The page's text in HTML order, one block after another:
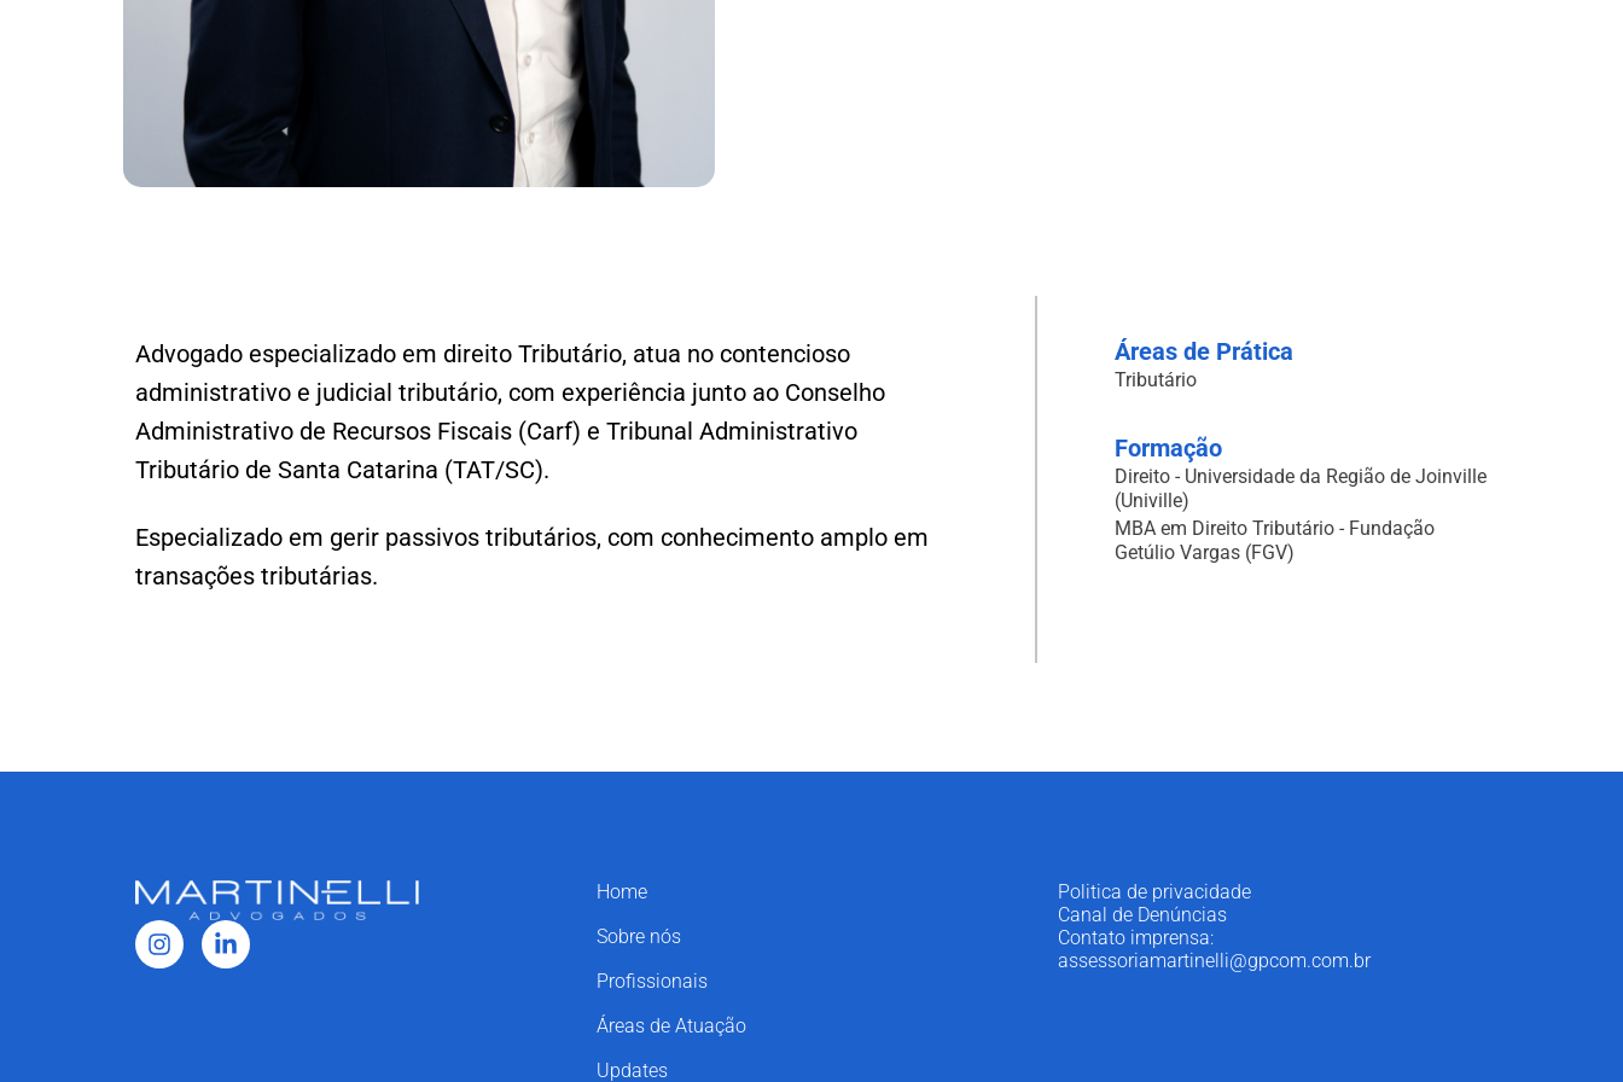
Advogado especializado em direito Tributário, atua no contencioso
administrativo e judicial tributário, com experiência junto ao Conselho
Administrativo de Recursos Fiscais (Carf) e Tribunal Administrativo
Tributário de Santa Catarina (TAT/SC).
Especializado em gerir passivos tributários, com conhecimento amplo em
transações tributárias.
Áreas de Prática
Tributário
Formação
Direito - Universidade da Região de Joinville
(Univille)
MBA em Direito Tributário - Fundação
Getúlio Vargas (FGV)
Home
Sobre nós
Profissionais
Áreas de Atuação
Updates
Politica de privacidade
Canal de Denúncias
Contato imprensa:
assessoriamartinelli@gpcom.com.br